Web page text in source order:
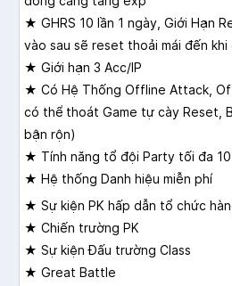
★ GHRS 10 lần 1 ngày, Giới Hạn
vào sau sẽ reset thoải mái đến khi
★ Giới hạn 3 Acc/IP
★ Có Hệ Thống Offline Attack,
có thể thoát Game tự cày Reset,
bận rộn)
★ Tính năng tổ đội Party tối đa
★ Hệ thống Danh hiệu miễn phí
★ Sự kiện PK hấp dẫn tổ chức
★ Chiến trường PK
★ Sự kiện Đấu trường Class
★ Great Battle